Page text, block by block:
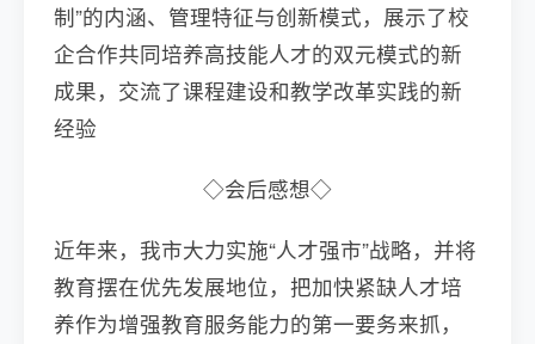
制”的内涵、管理特征与创新模式，展示了校
企合作共同培养高技能人才的双元模式的新
成果，交流了课程建设和教学改革实践的新
经验
◇会后感想◇
近年来，我市大力实施“人才强市”战略，并将
教育摆在优先发展地位，把加快紧缺人才培
养作为增强教育服务能力的第一要务来抓，